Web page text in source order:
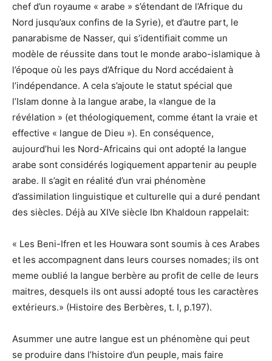
chef d’un royaume « arabe » s’étendant de l’Afrique du
Nord jusqu’aux confins de la Syrie), et d’autre part, le
panarabisme de Nasser, qui s’identifiait comme un
modèle de réussite dans tout le monde arabo-islamique à
l’époque où les pays d’Afrique du Nord accédaient à
l’indépendance. A cela s’ajoute le statut spécial que
l’Islam donne à la langue arabe, la «langue de la
révélation » (et théologiquement, comme étant la vraie et
effective « langue de Dieu »). En conséquence,
aujourd’hui les Nord-Africains qui ont adopté la langue
arabe sont considérés logiquement appartenir au peuple
arabe. Il s’agit en réalité d’un vrai phénomène
d’assimilation linguistique et culturelle qui a duré pendant
des siècles. Déjà au XIVe siècle Ibn Khaldoun rappelait:
« Les Beni-Ifren et les Houwara sont soumis à ces Arabes
et les accompagnent dans leurs courses nomades; ils ont
meme oublié la langue berbère au profit de celle de leurs
maitres, desquels ils ont aussi adopté tous les caractères
extérieurs.» (Histoire des Berbères, t. I, p.197).
Asummer une autre langue est un phénomène qui peut
se produire dans l’histoire d’un peuple, mais faire